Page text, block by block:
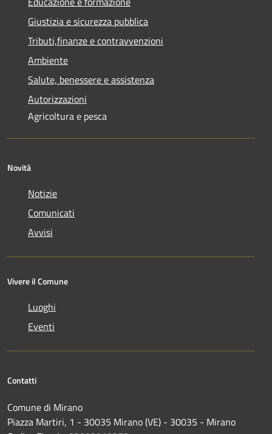
Giustizia e sicurezza pubblica
Tributi,finanze e contravvenzioni
Ambiente
Salute, benessere e assistenza
Autorizzazioni
Agricoltura e pesca
Novità
Notizie
Comunicati
Avvisi
Vivere il Comune
Luoghi
Eventi
Contatti
Comune di Mirano
Piazza Martiri, 1 - 30035 Mirano (VE) - 30035 - Mirano